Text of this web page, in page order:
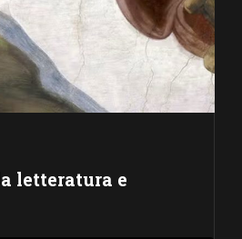
letteratura e